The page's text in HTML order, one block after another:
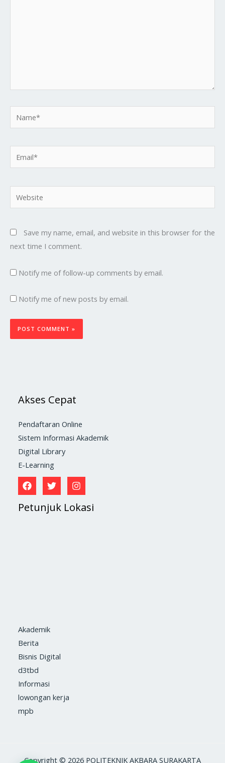
Save my name, email, and website in this browser for the
next time I comment.
Notify me of follow-up comments by email.
Notify me of new posts by email.
Akses Cepat
Pendaftaran Online
Sistem Informasi Akademik
Digital Library
E-Learning
Petunjuk Lokasi
Akademik
Berita
Bisnis Digital
d3tbd
Informasi
lowongan kerja
mpb
Copyright © 2026 POLITEKNIK AKBARA SURAKARTA